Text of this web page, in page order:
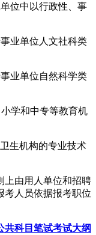
位中以行政性、事
业单位人文社科类
业单位自然科学类
学和中专等教育机
生机构的专业技术
由用人单位和招聘
考人员依据报考职位
共科目笔试考试大纲